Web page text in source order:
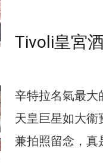
Tivoli皇宮
辛特拉名氣最大
天皇巨星如大衞
兼拍照留念，真